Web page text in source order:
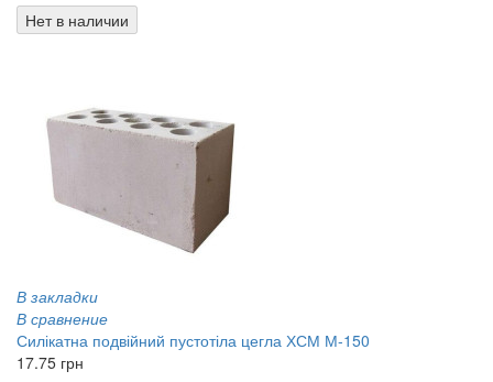
Нет в наличии
В закладки
В сравнение
Силікатна подвійний пустотіла цегла ХСМ М-150
17.75 грн